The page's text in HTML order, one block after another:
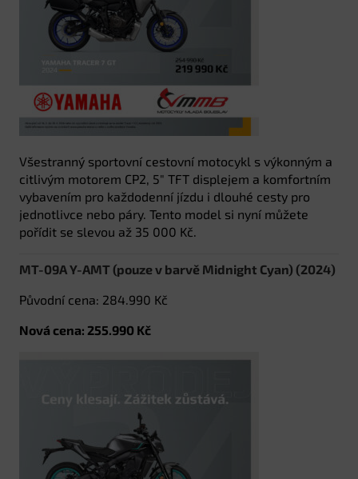
Všestranný sportovní cestovní motocykl s výkonným a
citlivým motorem CP2, 5″ TFT displejem a komfortním
vybavením pro každodenní jízdu i dlouhé cesty pro
jednotlivce nebo páry. Tento model si nyní můžete
pořídit se slevou až 35 000 Kč.
MT-09A Y-AMT (pouze v barvě Midnight Cyan) (2024)
Původní cena: 284.990 Kč
Nová cena: 255.990 Kč